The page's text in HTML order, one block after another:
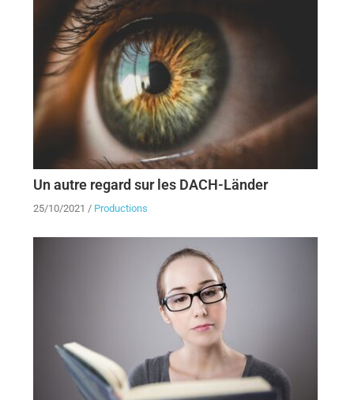
Un autre regard sur les DACH-Länder
25/10/2021 / Productions